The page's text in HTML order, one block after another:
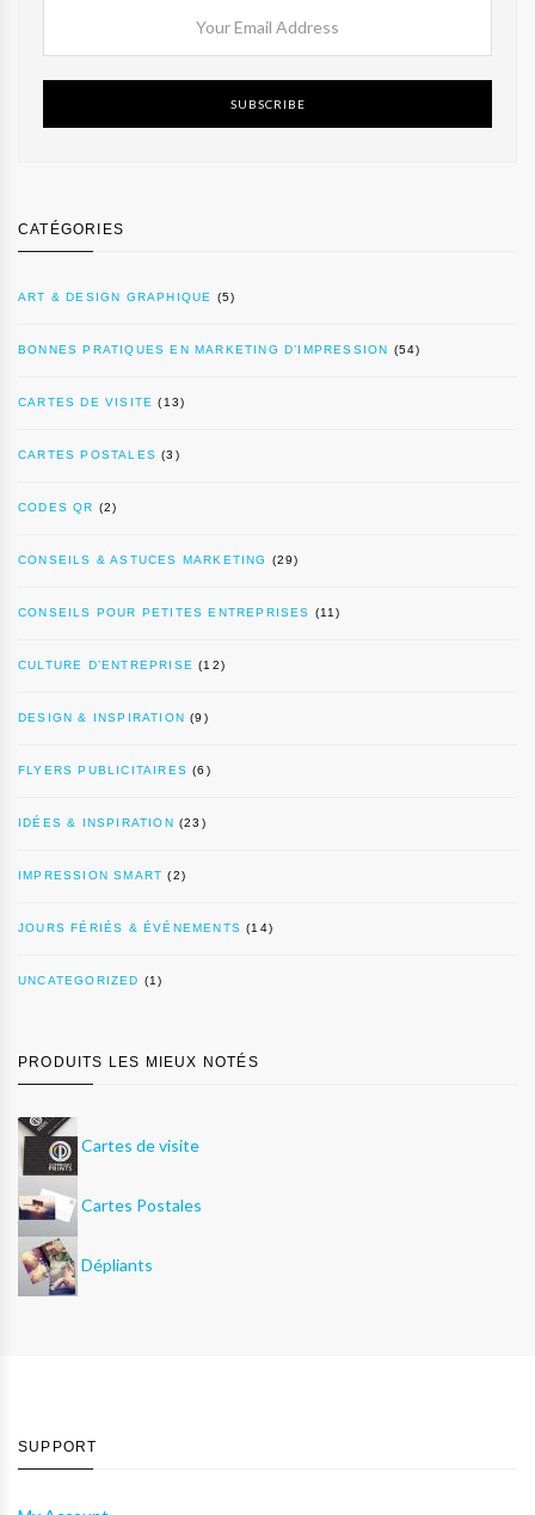
SUBSCRIBE
CATÉGORIES
ART & DESIGN GRAPHIQUE (5)
BONNES PRATIQUES EN MARKETING D’IMPRESSION (54)
CARTES DE VISITE (13)
CARTES POSTALES (3)
CODES QR (2)
CONSEILS & ASTUCES MARKETING (29)
CONSEILS POUR PETITES ENTREPRISES (11)
CULTURE D’ENTREPRISE (12)
DESIGN & INSPIRATION (9)
FLYERS PUBLICITAIRES (6)
IDÉES & INSPIRATION (23)
IMPRESSION SMART (2)
JOURS FÉRIÉS & ÉVÉNEMENTS (14)
UNCATEGORIZED (1)
PRODUITS LES MIEUX NOTÉS
Cartes de visite
Cartes Postales
Dépliants
SUPPORT